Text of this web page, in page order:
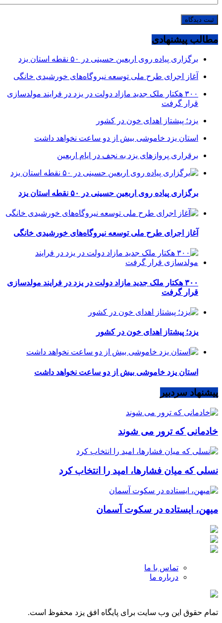
مطالب پیشنهادی
برگزاری پیاده روی اربعین حسینی در ۵۰ نقطه استان یزد
آغاز اجرای طرح ملی توسعه نیروگاه‌های خورشیدی خانگی
۳۰۰ هکتار ملک جدید مازاد دولت در یزد در فرایند مولدسازی
قرار گرفت
یزد؛ پیشتاز اهدای خون در کشور
استان یزد خاموشی بیش از دو ساعت نخواهد داشت
برقراری پرواز‌های یزد به نجف در ایام اربعین
برگزاری پیاده روی اربعین حسینی در ۵۰ نقطه استان یزد
آغاز اجرای طرح ملی توسعه نیروگاه‌های خورشیدی خانگی
۳۰۰ هکتار ملک جدید مازاد دولت در یزد در فرایند مولدسازی
قرار گرفت
یزد؛ پیشتاز اهدای خون در کشور
استان یزد خاموشی بیش از دو ساعت نخواهد داشت
پیشنهاد سردبیر
خادمانی که ترور می شوند
نسلی که میان فشارها، امید را انتخاب کرد
میهن، ایستاده در سکوت آسمان
تماس با ما
درباره ما
تمام حقوق این وب سایت برای پایگاه افق یزد محفوظ است.